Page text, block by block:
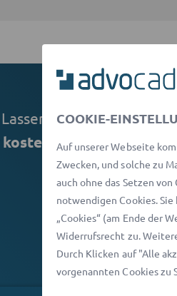
Lassen Sie sich von
kostenlosen
COOKIE-
Auf unserer Webseite
Zwecken, und solche zu
auch ohne das Setzen
notwendigen Cookies.
„Cookies“ (am Ende der
Widerrufsrecht zu.
Durch Klicken auf "Alle
vorgenannten Cookies zu